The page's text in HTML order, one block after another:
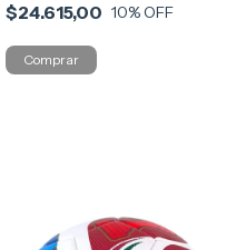
$24.615,00 10% OFF